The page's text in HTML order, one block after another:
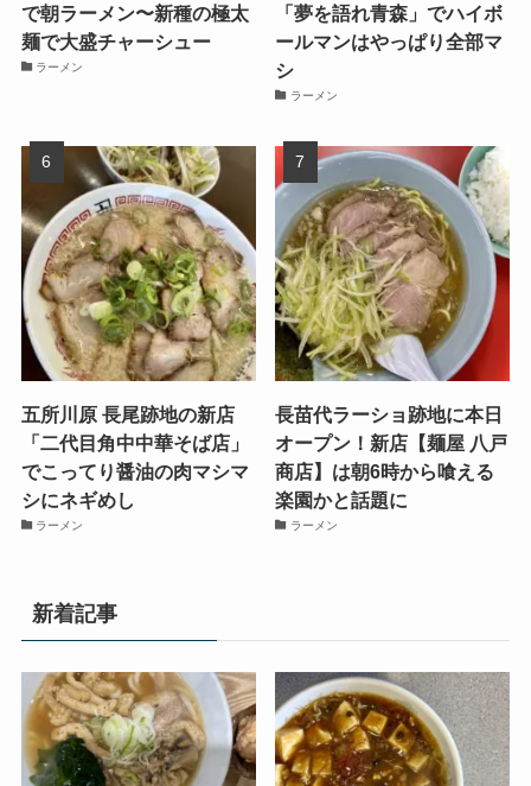
で朝ラーメン〜新種の極太
麺で大盛チャーシュー
ラーメン
「夢を語れ青森」でハイボ
ールマンはやっぱり全部マ
シ
ラーメン
五所川原 長尾跡地の新店
「二代目角中中華そば店」
でこってり醤油の肉マシマ
シにネギめし
ラーメン
長苗代ラーショ跡地に本日
オープン！新店【麺屋 八戸
商店】は朝6時から喰える
楽園かと話題に
ラーメン
新着記事